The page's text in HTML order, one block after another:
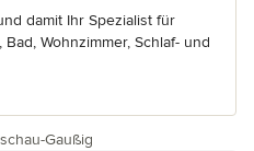
damit Ihr Spezialist für
Wohnzimmer, Schlaf- und
Gaußig